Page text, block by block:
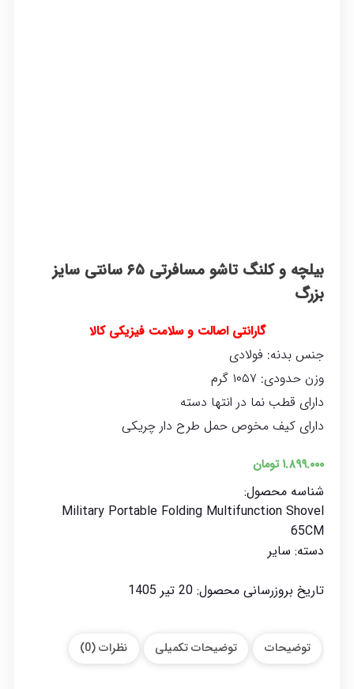
بیلچه و کلنگ تاشو مسافرتی ۶۵ سانتی سایز
بزرگ
گارانتی اصالت و سلامت فیزیکی کالا
جنس بدنه: فولادی
وزن حدودی: ۱۰۵۷ گرم
دارای قطب نما در انتها دسته
دارای کیف مخوص حمل طرح دار چریکی
۱.۸۹۹.۰۰۰ تومان
شناسه محصول:
Military Portable Folding Multifunction Shovel
65CM
دسته: سایر
تاریخ بروزرسانی محصول: 20 تیر 1405
توضیحات توضیحات تکمیلی نظرات (0)